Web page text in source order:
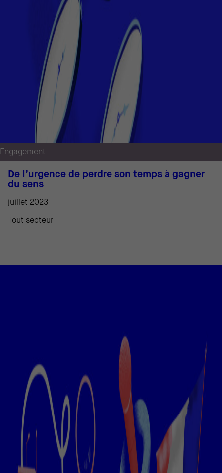
Engagement
De l’urgence de perdre son temps à gagner
du sens
juillet 2023
Tout secteur